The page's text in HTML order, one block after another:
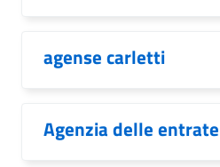
agense carletti
Agenzia delle entrate